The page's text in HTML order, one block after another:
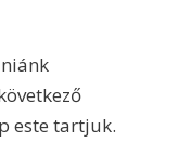
este tartjuk.